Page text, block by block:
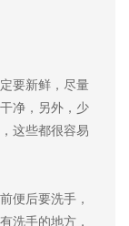
要新鲜，尽量
净，另外，少
这些都很容易
便后要洗手，
洗手的地方，